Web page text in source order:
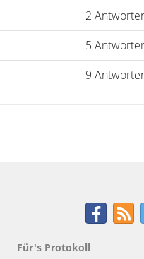
2
5
9
Für's Protokoll